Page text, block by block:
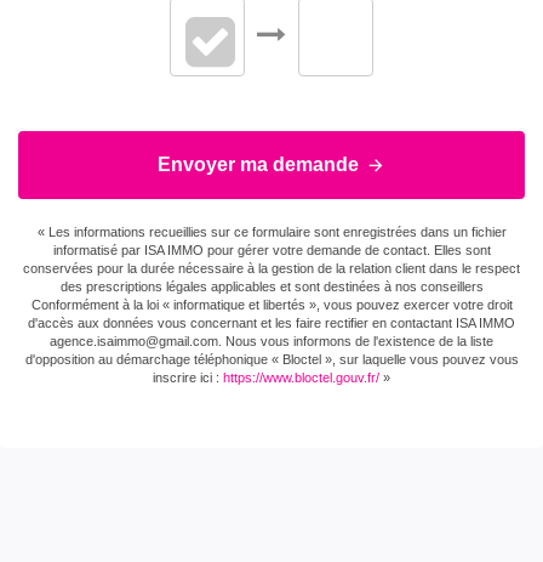
Envoyer ma demande
« Les informations recueillies sur ce formulaire sont enregistrées dans un fichier
informatisé par ISA IMMO pour gérer votre demande de contact. Elles sont
conservées pour la durée nécessaire à la gestion de la relation client dans le respect
des prescriptions légales applicables et sont destinées à nos conseillers
Conformément à la loi « informatique et libertés », vous pouvez exercer votre droit
d'accès aux données vous concernant et les faire rectifier en contactant ISA IMMO
agence.isaimmo@gmail.com . Nous vous informons de l'existence de la liste
d'opposition au démarchage téléphonique « Bloctel », sur laquelle vous pouvez vous
inscrire ici : https://www.bloctel.gouv.fr/ »